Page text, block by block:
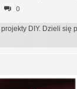
0
DIY. Dzieli się